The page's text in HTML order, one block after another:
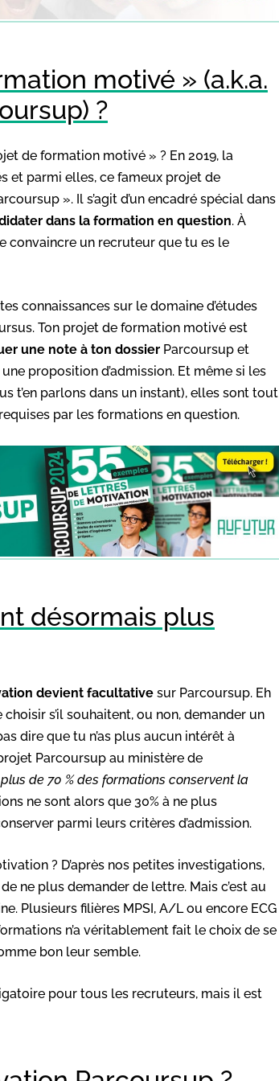
motivé » (a.k.a.
?
de formation motivé » ? En 2019, la
et parmi elles, ce fameux projet de
». Il s’agit d’un encadré spécial dans
dans la formation en question. À
convaincre un recruteur que tu es le
connaissances sur le domaine d’études
Ton projet de formation motivé est
une note à ton dossier Parcoursup et
proposition d’admission. Et même si les
t’en parlons dans un instant), elles sont tout
par les formations en question.
désormais plus
devient facultative sur Parcoursup. Eh
s’il souhaitent, ou non, demander un
dire que tu n’as plus aucun intérêt à
Parcoursup au ministère de
plus de 70 % des formations conservent la
ne sont alors que 30% à ne plus
parmi leurs critères d’admission.
? D’après nos petites investigations,
ne plus demander de lettre. Mais c’est au
Plusieurs filières MPSI, A/L ou encore ECG
n’a véritablement fait le choix de se
bon leur semble.
pour tous les recruteurs, mais il est